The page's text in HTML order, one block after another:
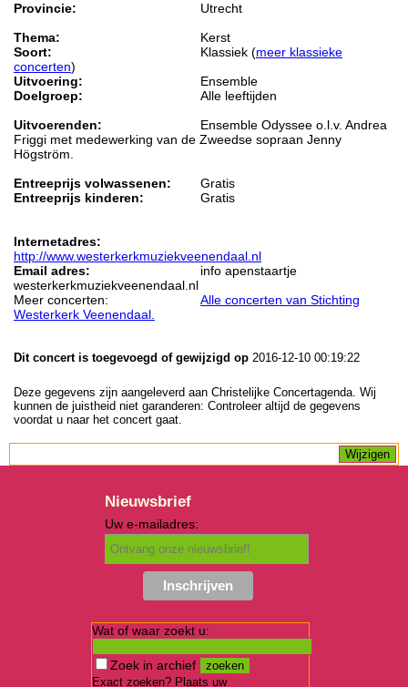
Provincie:
Utrecht
Thema:
Kerst
Soort:
Klassiek (meer klassieke
concerten)
Uitvoering:
Ensemble
Doelgroep:
Alle leeftijden
Uitvoerenden:
Ensemble Odyssee o.l.v. Andrea
Friggi met medewerking van de Zweedse sopraan Jenny
Högström.
Entreeprijs volwassenen:
Gratis
Entreeprijs kinderen:
Gratis
Internetadres:
http://www.westerkerkmuziekveenendaal.nl
Email adres:
info apenstaartje
westerkerkmuziekveenendaal.nl
Meer concerten:
Alle concerten van Stichting
Westerkerk Veenendaal.
Dit concert is toegevoegd of gewijzigd op 2016-12-10 00:19:22
Deze gegevens zijn aangeleverd aan Christelijke Concertagenda. Wij
kunnen de juistheid niet garanderen: Controleer altijd de gegevens
voordat u naar het concert gaat.
Nieuwsbrief
Uw e-mailadres:
Wat of waar zoekt u:
Zoek in archief
Exact zoeken? Plaats uw